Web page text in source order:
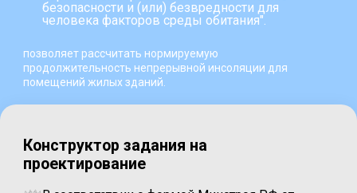
безопасности и (или) безвредности для
человека факторов среды обитания".
позволяет рассчитать нормируемую
продолжительность непрерывной инсоляции для
помещений жилых зданий.
Конструктор задания на
проектирование